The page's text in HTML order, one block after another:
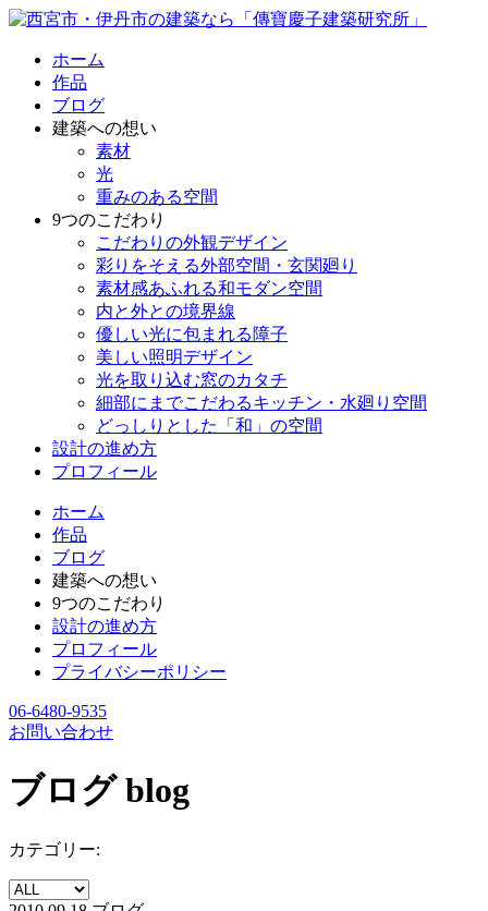
ホーム
作品
ブログ
建築への想い
素材
光
重みのある空間
9つのこだわり
こだわりの外観デザイン
彩りをそえる外部空間・玄関廻り
素材感あふれる和モダン空間
内と外との境界線
優しい光に包まれる障子
美しい照明デザイン
光を取り込む窓のカタチ
細部にまでこだわるキッチン・水廻り空間
どっしりとした「和」の空間
設計の進め方
プロフィール
ホーム
作品
ブログ
建築への想い
9つのこだわり
設計の進め方
プロフィール
プライバシーポリシー
06-6480-9535
お問い合わせ
ブログ blog
カテゴリー: